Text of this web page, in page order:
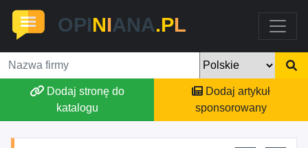
OPINIANA.PL
Dodaj stronę do
katalogu
Dodaj artykuł
sponsorowany